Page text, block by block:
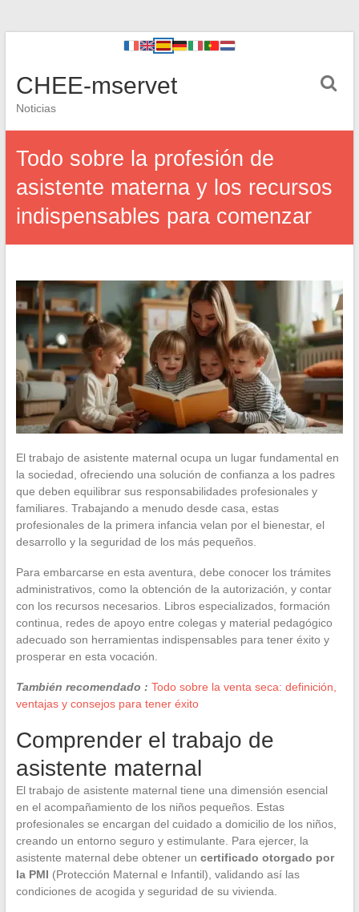
CHEE-mservet
Noticias
Todo sobre la profesión de
asistente materna y los recursos
indispensables para comenzar
El trabajo de asistente maternal ocupa un lugar fundamental en
la sociedad, ofreciendo una solución de confianza a los padres
que deben equilibrar sus responsabilidades profesionales y
familiares. Trabajando a menudo desde casa, estas
profesionales de la primera infancia velan por el bienestar, el
desarrollo y la seguridad de los más pequeños.
Para embarcarse en esta aventura, debe conocer los trámites
administrativos, como la obtención de la autorización, y contar
con los recursos necesarios. Libros especializados, formación
continua, redes de apoyo entre colegas y material pedagógico
adecuado son herramientas indispensables para tener éxito y
prosperar en esta vocación.
También recomendado : Todo sobre la venta seca: definición,
ventajas y consejos para tener éxito
Comprender el trabajo de
asistente maternal
El trabajo de asistente maternal tiene una dimensión esencial
en el acompañamiento de los niños pequeños. Estas
profesionales se encargan del cuidado a domicilio de los niños,
creando un entorno seguro y estimulante. Para ejercer, la
asistente maternal debe obtener un certificado otorgado por
la PMI (Protección Maternal e Infantil), validando así las
condiciones de acogida y seguridad de su vivienda.